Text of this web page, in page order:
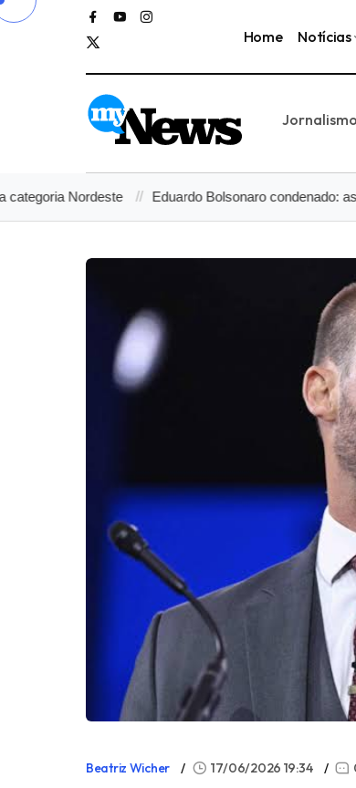
Home Notícias
Nordeste Eduardo Bolsonaro condenado: as
Beatriz Wicher 17/06/2026 19:34